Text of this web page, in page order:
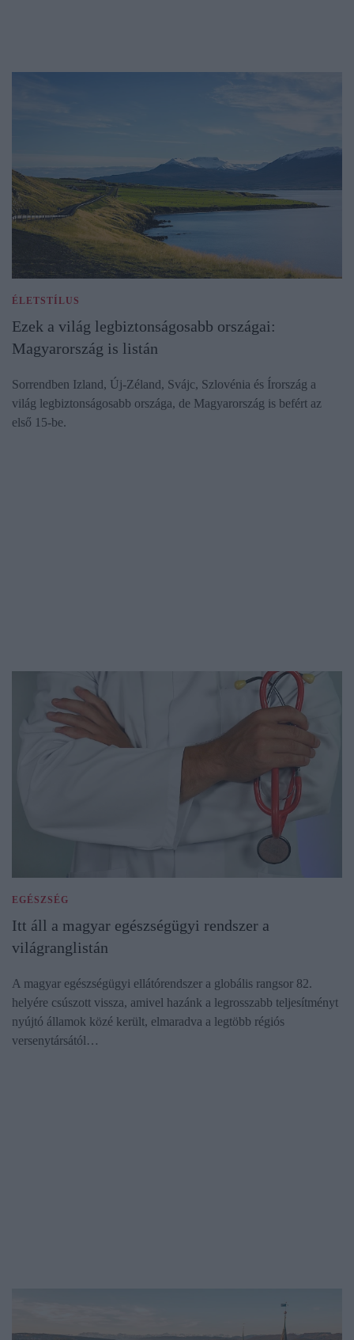
ÉLETSTÍLUS
Ezek a világ legbiztonságosabb országai:
Magyarország is listán
Sorrendben Izland, Új-Zéland, Svájc, Szlovénia és Írország a
világ legbiztonságosabb országa, de Magyarország is befért az
első 15-be.
EGÉSZSÉG
Itt áll a magyar egészségügyi rendszer a
világranglistán
A magyar egészségügyi ellátórendszer a globális rangsor 82.
helyére csúszott vissza, amivel hazánk a legrosszabb teljesítményt
nyújtó államok közé került, elmaradva a legtöbb régiós
versenytársától…